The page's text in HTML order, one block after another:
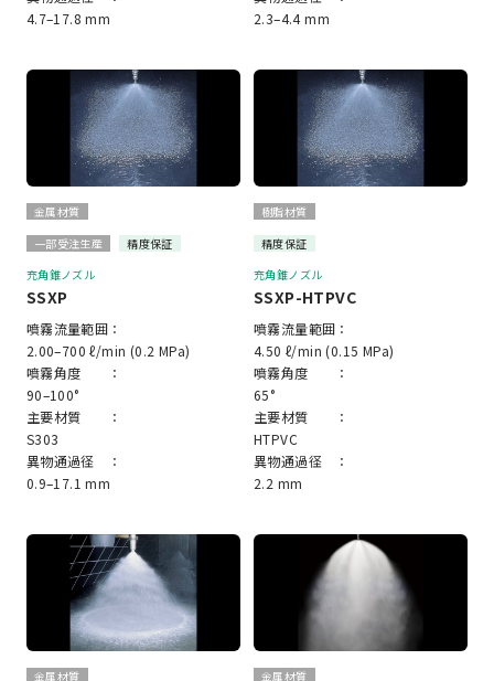
4.7–17.8 mm
2.3–4.4 mm
金属材質
一部受注生産
精度保証
充角錐ノズル
SSXP
噴霧流量範囲：
2.00–700 ℓ/min (0.2 MPa)
噴霧角度 ：
90–100°
主要材質 ：
S303
異物通過径 ：
0.9–17.1 mm
樹脂材質
精度保証
充角錐ノズル
SSXP-HTPVC
噴霧流量範囲：
4.50 ℓ/min (0.15 MPa)
噴霧角度 ：
65°
主要材質 ：
HTPVC
異物通過径 ：
2.2 mm
金属材質 金属材質